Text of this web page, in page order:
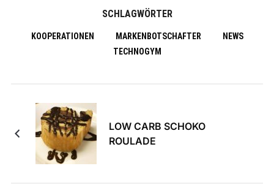
SCHLAGWÖRTER
KOOPERATIONEN MARKENBOTSCHAFTER
NEWS
TECHNOGYM
LOW CARB SCHOKO
ROULADE